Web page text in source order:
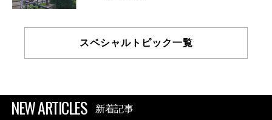
スペシャルトピック一覧
NEW ARTICLES 新着記事